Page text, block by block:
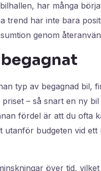
har många
trend har inte bara
genom
typ av begagnad bil,
– så snart en ny
fördel är att du ofta
utanför budgeten vid
över tid,